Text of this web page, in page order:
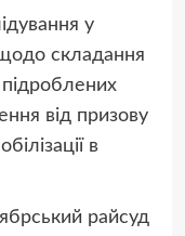
у
складання
від призову
в
райсуд